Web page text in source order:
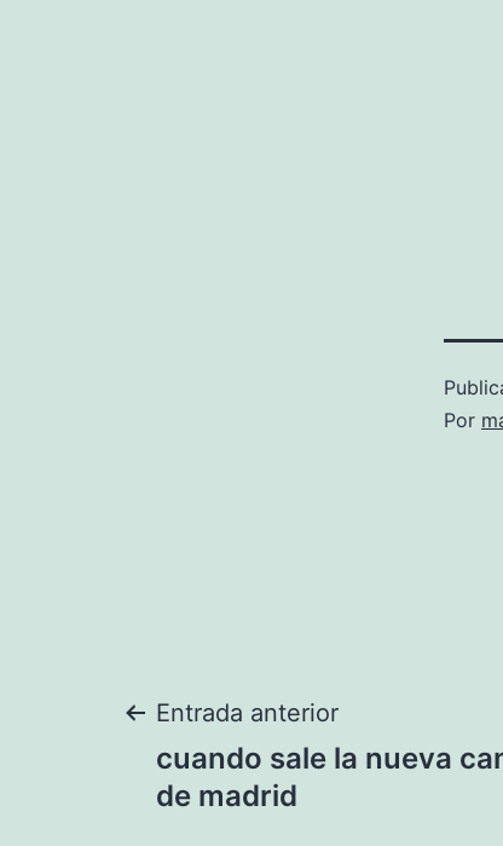
Por
Navegación
de
Entrada anterior
cuando sale la nueva
de madrid